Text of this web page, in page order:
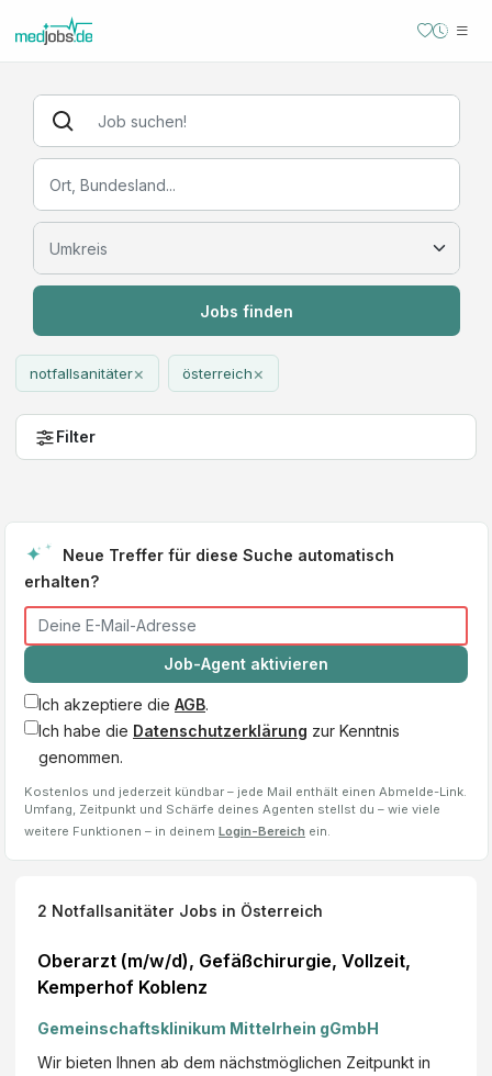
Jobs finden
notfallsanitäter× österreich×
Filter
Neue Treffer für diese Suche automatisch
erhalten?
Job-Agent aktivieren
Ich akzeptiere die AGB.
Ich habe die Datenschutzerklärung zur Kenntnis
genommen.
Kostenlos und jederzeit kündbar – jede Mail enthält einen Abmelde-Link.
Umfang, Zeitpunkt und Schärfe deines Agenten stellst du – wie viele
weitere Funktionen – in deinem Login-Bereich ein.
2 Notfallsanitäter Jobs in Österreich
Oberarzt (m/w/d), Gefäßchirurgie, Vollzeit,
Kemperhof Koblenz
Gemeinschaftsklinikum Mittelrhein gGmbH
Wir bieten Ihnen ab dem nächstmöglichen Zeitpunkt in